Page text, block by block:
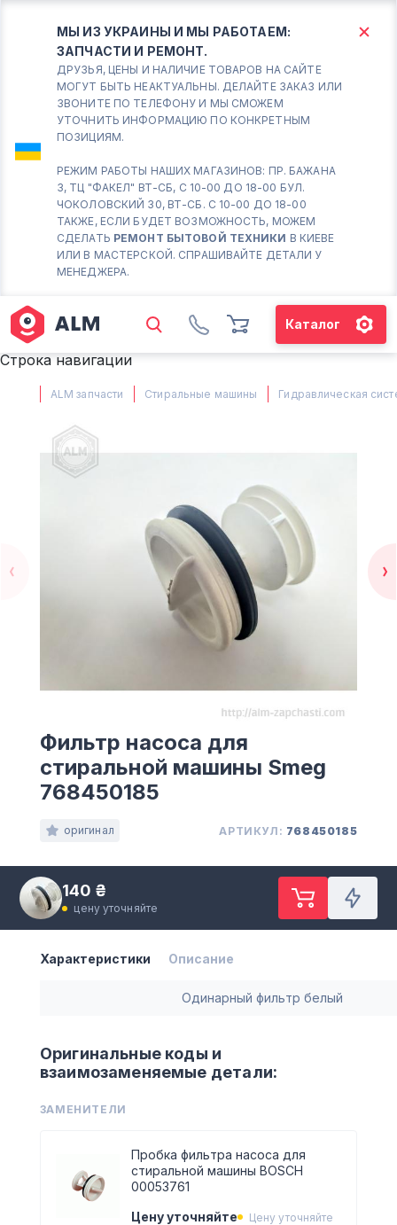
МЫ ИЗ УКРАИНЫ И МЫ РАБОТАЕМ:
ЗАПЧАСТИ И РЕМОНТ.
ДРУЗЬЯ, ЦЕНЫ И НАЛИЧИЕ ТОВАРОВ НА САЙТЕ
МОГУТ БЫТЬ НЕАКТУАЛЬНЫ. ДЕЛАЙТЕ ЗАКАЗ ИЛИ
ЗВОНИТЕ ПО ТЕЛЕФОНУ И МЫ СМОЖЕМ
УТОЧНИТЬ ИНФОРМАЦИЮ ПО КОНКРЕТНЫМ
ПОЗИЦИЯМ.
РЕЖИМ РАБОТЫ НАШИХ МАГАЗИНОВ: ПР. БАЖАНА
3, ТЦ "ФАКЕЛ" ВТ-СБ, С 10-00 ДО 18-00 БУЛ.
ЧОКОЛОВСКИЙ 30, ВТ-СБ. С 10-00 ДО 18-00
ТАКЖЕ, ЕСЛИ БУДЕТ ВОЗМОЖНОСТЬ, МОЖЕМ
СДЕЛАТЬ РЕМОНТ БЫТОВОЙ ТЕХНИКИ В КИЕВЕ
ИЛИ В МАСТЕРСКОЙ. СПРАШИВАЙТЕ ДЕТАЛИ У
МЕНЕДЖЕРА.
Каталог
КИЕВ БОРИСПОЛЬ
Вт.- Сб.
10:00 - 18:00
Соломенский район - ВТ-
СБ. с 10-00 до 18-00
(098) 672 76 42
(063) 722 37 14
М. ХАРЬКОВСКАЯ - ВТ-СБ, С
10-00 ДО 18-00
(063) 527 27 00
Строка навигации
ALM запчасти Стиральные машины Гидравлическая
Фильтр насоса для
стиральной машины Smeg
768450185
оригинал АРТИКУЛ: 768450185
140 ₴
цену уточняйте
Характеристики Описание
Одинарный фильтр белый
Оригинальные коды и
взаимозаменяемые детали:
ЗАМЕНИТЕЛИ
Пробка фильтра насоса для
стиральной машины BOSCH
00053761
Цену уточняйте
Цену уточняйте